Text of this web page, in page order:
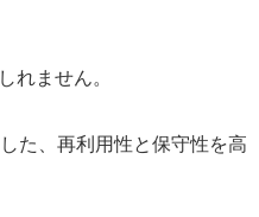
れません。
た、再利用性と保守性を高